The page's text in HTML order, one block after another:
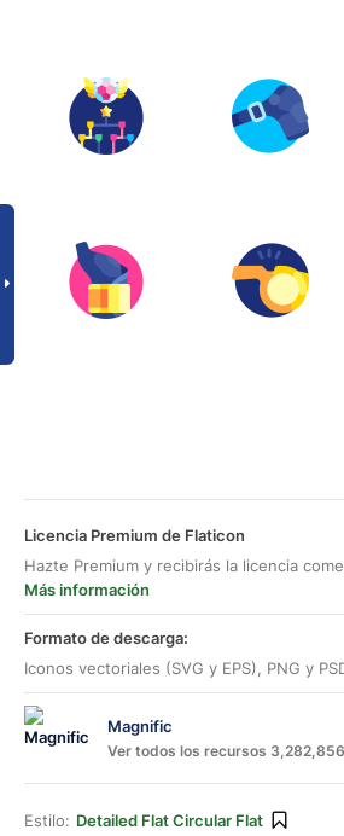
Licencia Premium de Flaticon
Hazte Premium y recibirás la licencia
Más información
Formato de descarga:
Iconos vectoriales (SVG y EPS), PNG y
Magnific
Ver todos los recursos 3,282,856
Estilo: Detailed Flat Circular Flat